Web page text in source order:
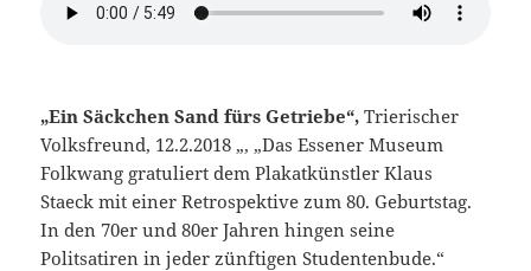
„Ein Säckchen Sand fürs Getriebe“,Trierischer
Volksfreund, 12.2.2018 „, „Das Essener Museum
Folkwang gratuliert dem Plakatkünstler Klaus
Staeck mit einer Retrospektive zum 80. Geburtstag.
In den 70er und 80er Jahren hingen seine
Politsatiren in jeder zünftigen Studentenbude.“